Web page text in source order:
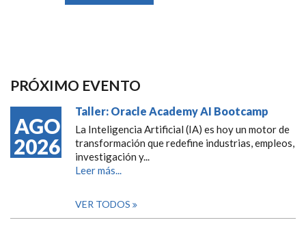
PRÓXIMO EVENTO
AGO
2026
Taller: Oracle Academy AI Bootcamp
La Inteligencia Artificial (IA) es hoy un motor de
transformación que redefine industrias, empleos,
investigación y...
Leer más...
VER TODOS